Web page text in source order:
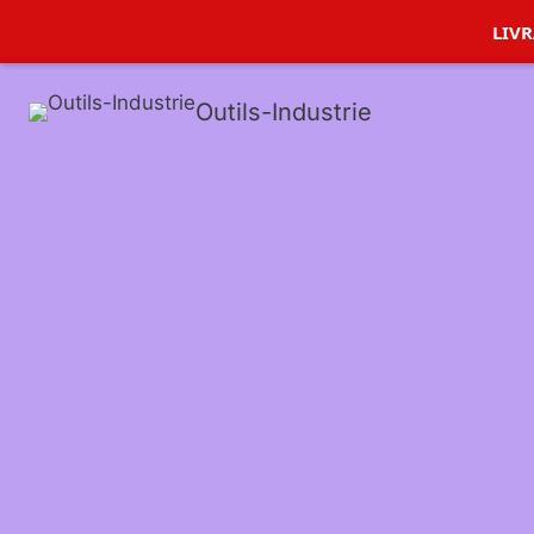
Outils-Industrie